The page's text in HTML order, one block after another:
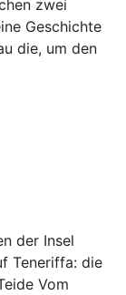
zwei
Geschichte
die, um den
der Insel
Teneriffa: die
Vom